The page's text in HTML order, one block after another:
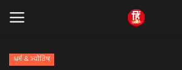
धर्म & ज्योतिष